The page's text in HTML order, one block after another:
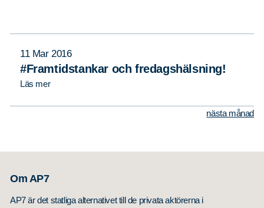
11 Mar 2016
#Framtidstankar och fredagshälsning!
Läs mer
nästa månad
Om AP7
AP7 är det statliga alternativet till de privata aktörerna i